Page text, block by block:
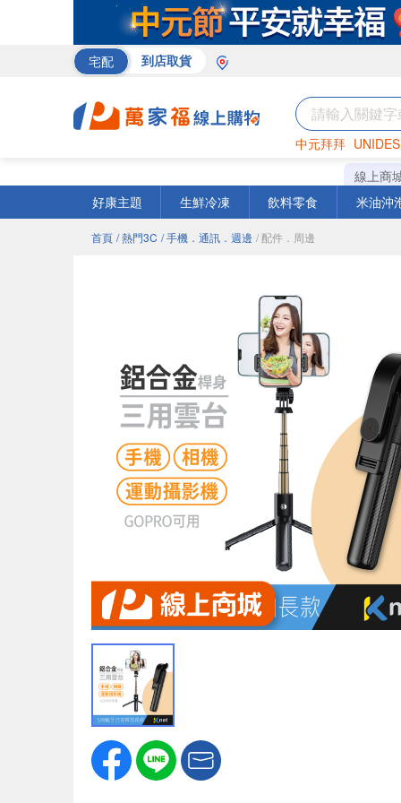
宅配 到店取貨
中元拜拜
罐頭 海苔
線上商
好康主題
生鮮冷凍 飲料零食 米油沖
首頁 / 熱門3C / 手機．通訊．週邊 / 配件．周邊